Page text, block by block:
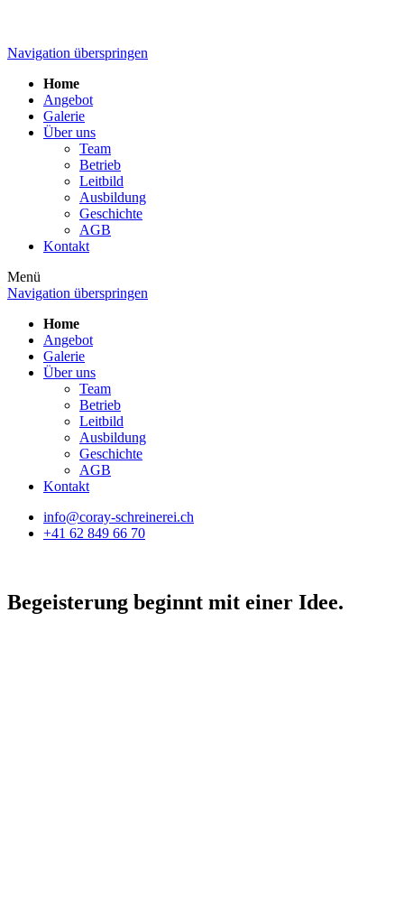
Navigation überspringen
Home
Angebot
Galerie
Über uns
Team
Betrieb
Leitbild
Ausbildung
Geschichte
AGB
Kontakt
Menü
Navigation überspringen
Home
Angebot
Galerie
Über uns
Team
Betrieb
Leitbild
Ausbildung
Geschichte
AGB
Kontakt
info@coray-schreinerei.ch
+41 62 849 66 70
Begeisterung beginnt mit einer Idee.